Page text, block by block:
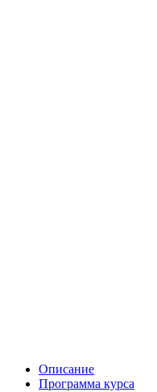
Описание
Программа курса